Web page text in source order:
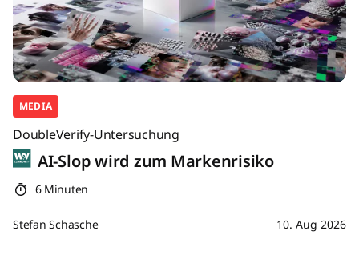
MEDIA
DoubleVerify-Untersuchung
AI-Slop wird zum Markenrisiko
6 Minuten
Stefan Schasche 10. Aug 2026